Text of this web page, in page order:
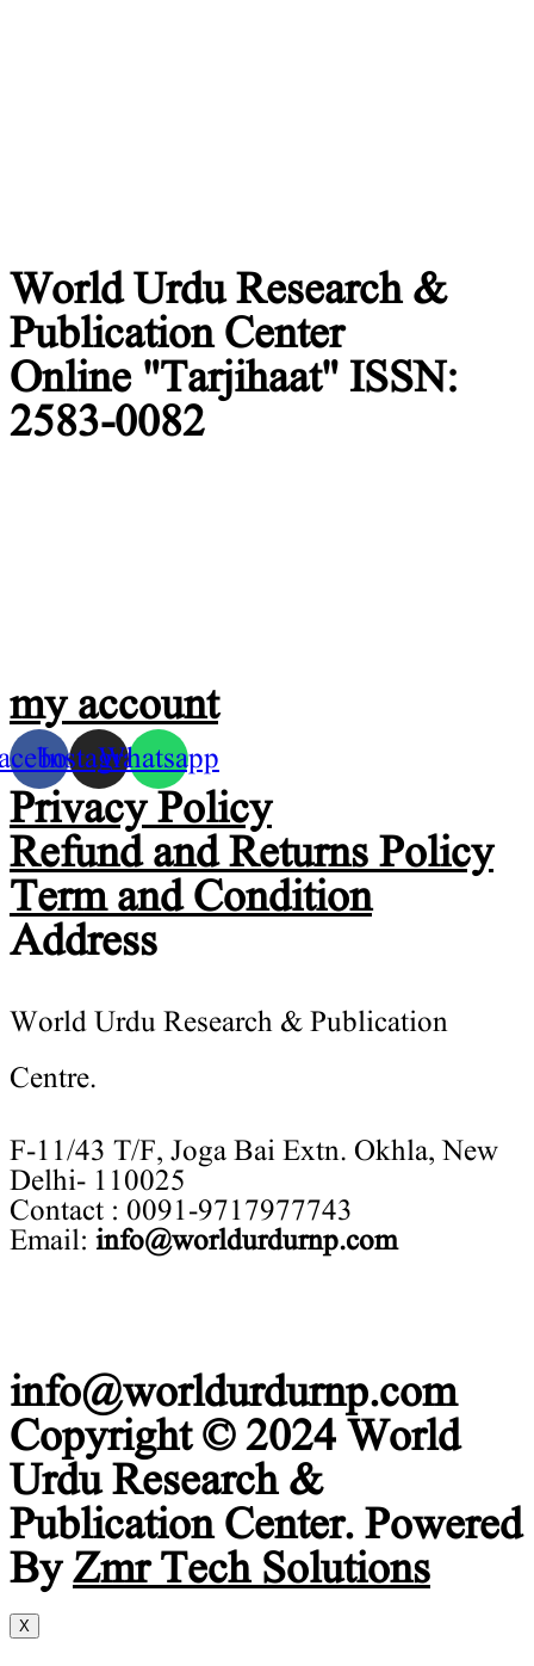
World Urdu Research &
Publication Center
Online "Tarjihaat" ISSN:
2583-0082
my account
InstagramWhatsapp
Privacy Policy
Refund and Returns Policy
Term and Condition
Address
World Urdu Research & Publication
Centre.
F-11/43 T/F, Joga Bai Extn. Okhla, New
Delhi- 110025
Contact : 0091-9717977743
Email: info@worldurdurnp.com
info@worldurdurnp.com
Copyright © 2024 World
Urdu Research &
Publication Center. Powered
ByZmr Tech Solutions
X